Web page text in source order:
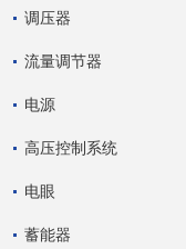
调压器
流量调节器
电源
高压控制系统
电眼
蓄能器